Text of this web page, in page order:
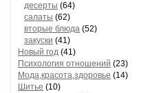
десерты (64)
салаты (62)
вторые блюда (52)
закуски (41)
Новый год (41)
Психология отношений (23)
Мода,красота,здоровье (14)
Шитье (10)